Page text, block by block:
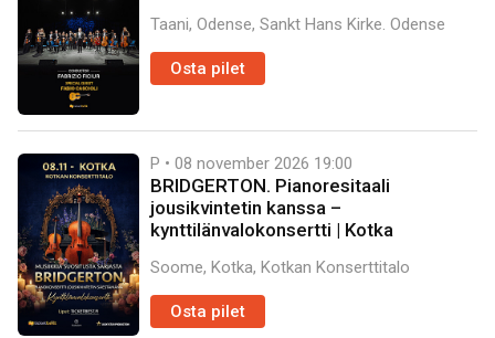
Taani, Odense, Sankt Hans Kirke. Odense
Osta pilet
P • 08 november 2026 19:00
BRIDGERTON. Pianoresitaali
jousikvintetin kanssa –
kynttilänvalokonsertti | Kotka
Soome, Kotka, Kotkan Konserttitalo
Osta pilet